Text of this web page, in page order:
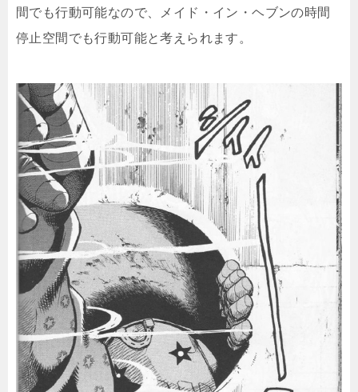
間でも行動可能なので、メイド・イン・ヘブンの時間
停止空間でも行動可能と考えられます。